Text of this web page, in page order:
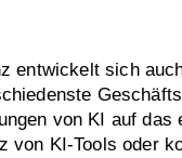
entwickelt sich
von KI auf das
von KI-Tools oder